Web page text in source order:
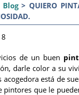
Blog> QUIERO
de un buen
darle color a su
acogedora está de
pintores que le